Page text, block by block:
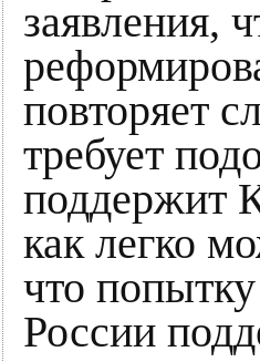
заявления,
повторяет
требует
поддержит
как легко
что
России